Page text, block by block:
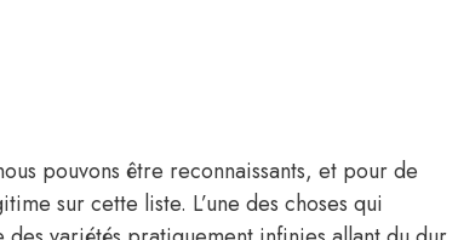
pouvons être reconnaissants, et pour de
sur cette liste. L’une des choses qui